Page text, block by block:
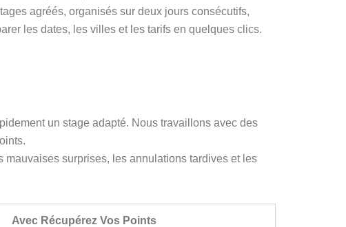
agréés, organisés sur deux jours consécutifs,
les dates, les villes et les tarifs en quelques clics.
un stage adapté. Nous travaillons avec des
surprises, les annulations tardives et les
Avec Récupérez Vos Points